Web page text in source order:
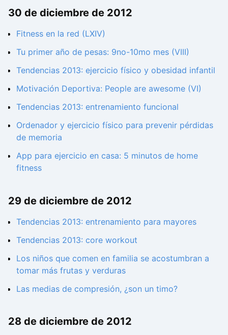
30 de diciembre de 2012
Fitness en la red (LXIV)
Tu primer año de pesas: 9no-10mo mes (VIII)
Tendencias 2013: ejercicio físico y obesidad infantil
Motivación Deportiva: People are awesome (VI)
Tendencias 2013: entrenamiento funcional
Ordenador y ejercicio físico para prevenir pérdidas
de memoria
App para ejercicio en casa: 5 minutos de home
fitness
29 de diciembre de 2012
Tendencias 2013: entrenamiento para mayores
Tendencias 2013: core workout
Los niños que comen en familia se acostumbran a
tomar más frutas y verduras
Las medias de compresión, ¿son un timo?
28 de diciembre de 2012